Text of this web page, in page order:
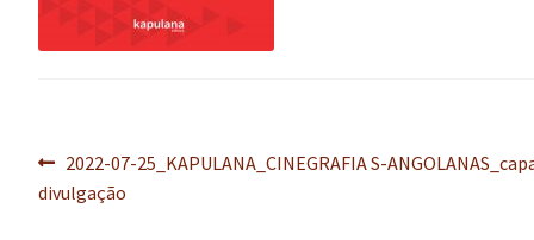
Navegação
de
Post
anterior:
2022-07-25_KAPULANA_CINEGRAFIA S-
divulgação